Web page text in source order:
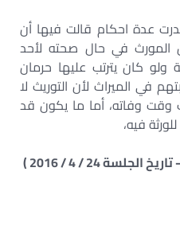
عدة احكام قالت فيها أن
المورث في حال صحته لأحد
كان يترتب عليها حرمان
في الميراث لأن التوريث لا
وقت وفاته، أما ما يكون قد
فيه،